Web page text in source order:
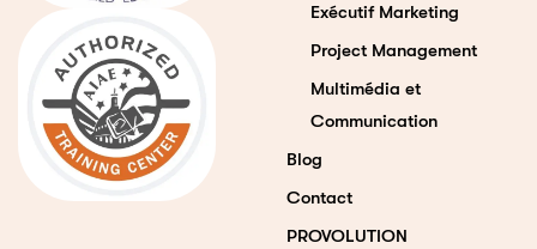
Exécutif Marketing
Project Management
Multimédia et
Communication
Blog
Contact
PROVOLUTION